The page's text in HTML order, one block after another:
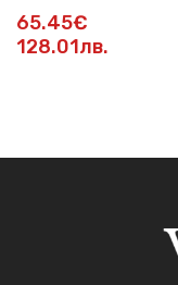
65.45€
128.01лв.